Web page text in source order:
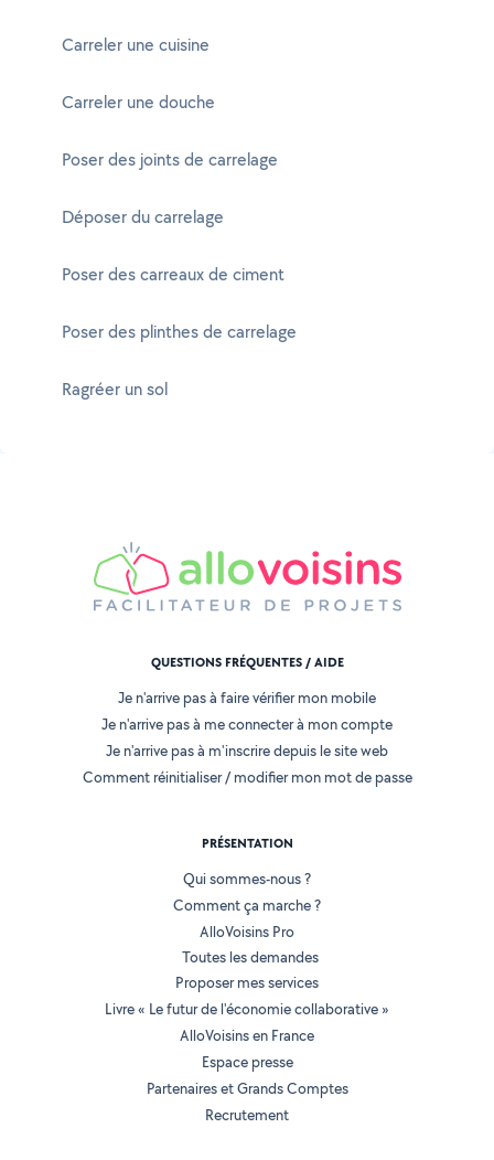
Carreler une cuisine
Carreler une douche
Poser des joints de carrelage
Déposer du carrelage
Poser des carreaux de ciment
Poser des plinthes de carrelage
Ragréer un sol
QUESTIONS FRÉQUENTES / AIDE
Je n'arrive pas à faire vérifier mon mobile
Je n'arrive pas à me connecter à mon compte
Je n'arrive pas à m'inscrire depuis le site web
Comment réinitialiser / modifier mon mot de passe
PRÉSENTATION
Qui sommes-nous ?
Comment ça marche ?
AlloVoisins Pro
Toutes les demandes
Proposer mes services
Livre « Le futur de l'économie collaborative »
AlloVoisins en France
Espace presse
Partenaires et Grands Comptes
Recrutement